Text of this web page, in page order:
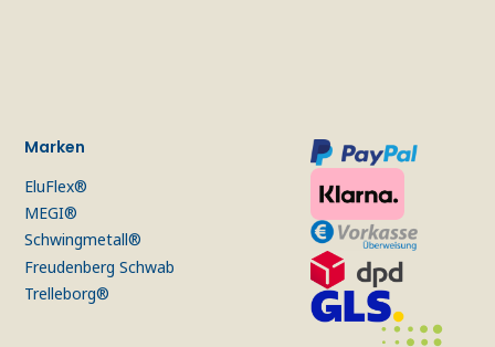
Marken
EluFlex®
MEGI®
Schwingmetall®
Freudenberg Schwab
Trelleborg®